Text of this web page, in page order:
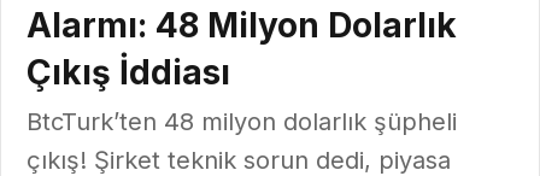
Alarmı: 48 Milyon Dolarlık
Çıkış İddiası
BtcTurk’ten 48 milyon dolarlık şüpheli
çıkış! Şirket teknik sorun dedi, piyasa